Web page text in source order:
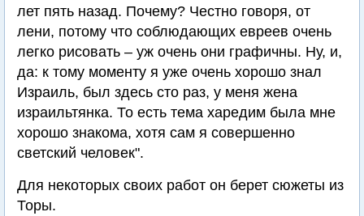
лет пять назад. Почему? Честно говоря, от
лени, потому что соблюдающих евреев очень
легко рисовать – уж очень они графичны. Ну, и,
да: к тому моменту я уже очень хорошо знал
Израиль, был здесь сто раз, у меня жена
израильтянка. То есть тема харедим была мне
хорошо знакома, хотя сам я совершенно
светский человек".
Для некоторых своих работ он берет сюжеты из
Торы.